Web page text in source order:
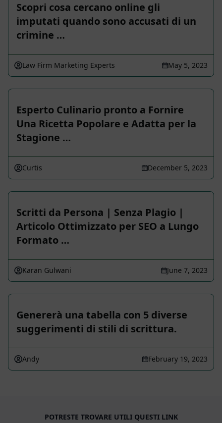
Scopri cosa cercano online gli
imputati quando sono accusati di un
crimine …
Law Firm Marketing Experts May 5, 2023
Esperto Culinario pronto a Fornire
Una Ricetta Popolare e Adatta per la
Stagione …
Curtis December 5, 2023
Scritti da Persona | Senza Plagio |
Articolo Ottimizzato per SEO a Lungo
Formato …
Karan Gulwani June 7, 2023
Genererà una tabella con 5 diverse
suggerimenti di stili di scrittura.
Andy February 19, 2023
POTRESTE TROVARE UTILI QUESTI LINK